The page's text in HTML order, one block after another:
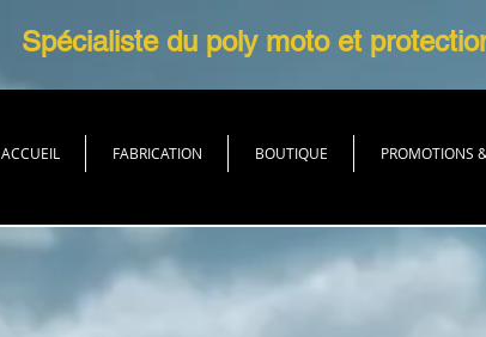
Spécialiste du poly moto et
ACCUEIL FABRICATION BOUTIQUE PROMOTIONS